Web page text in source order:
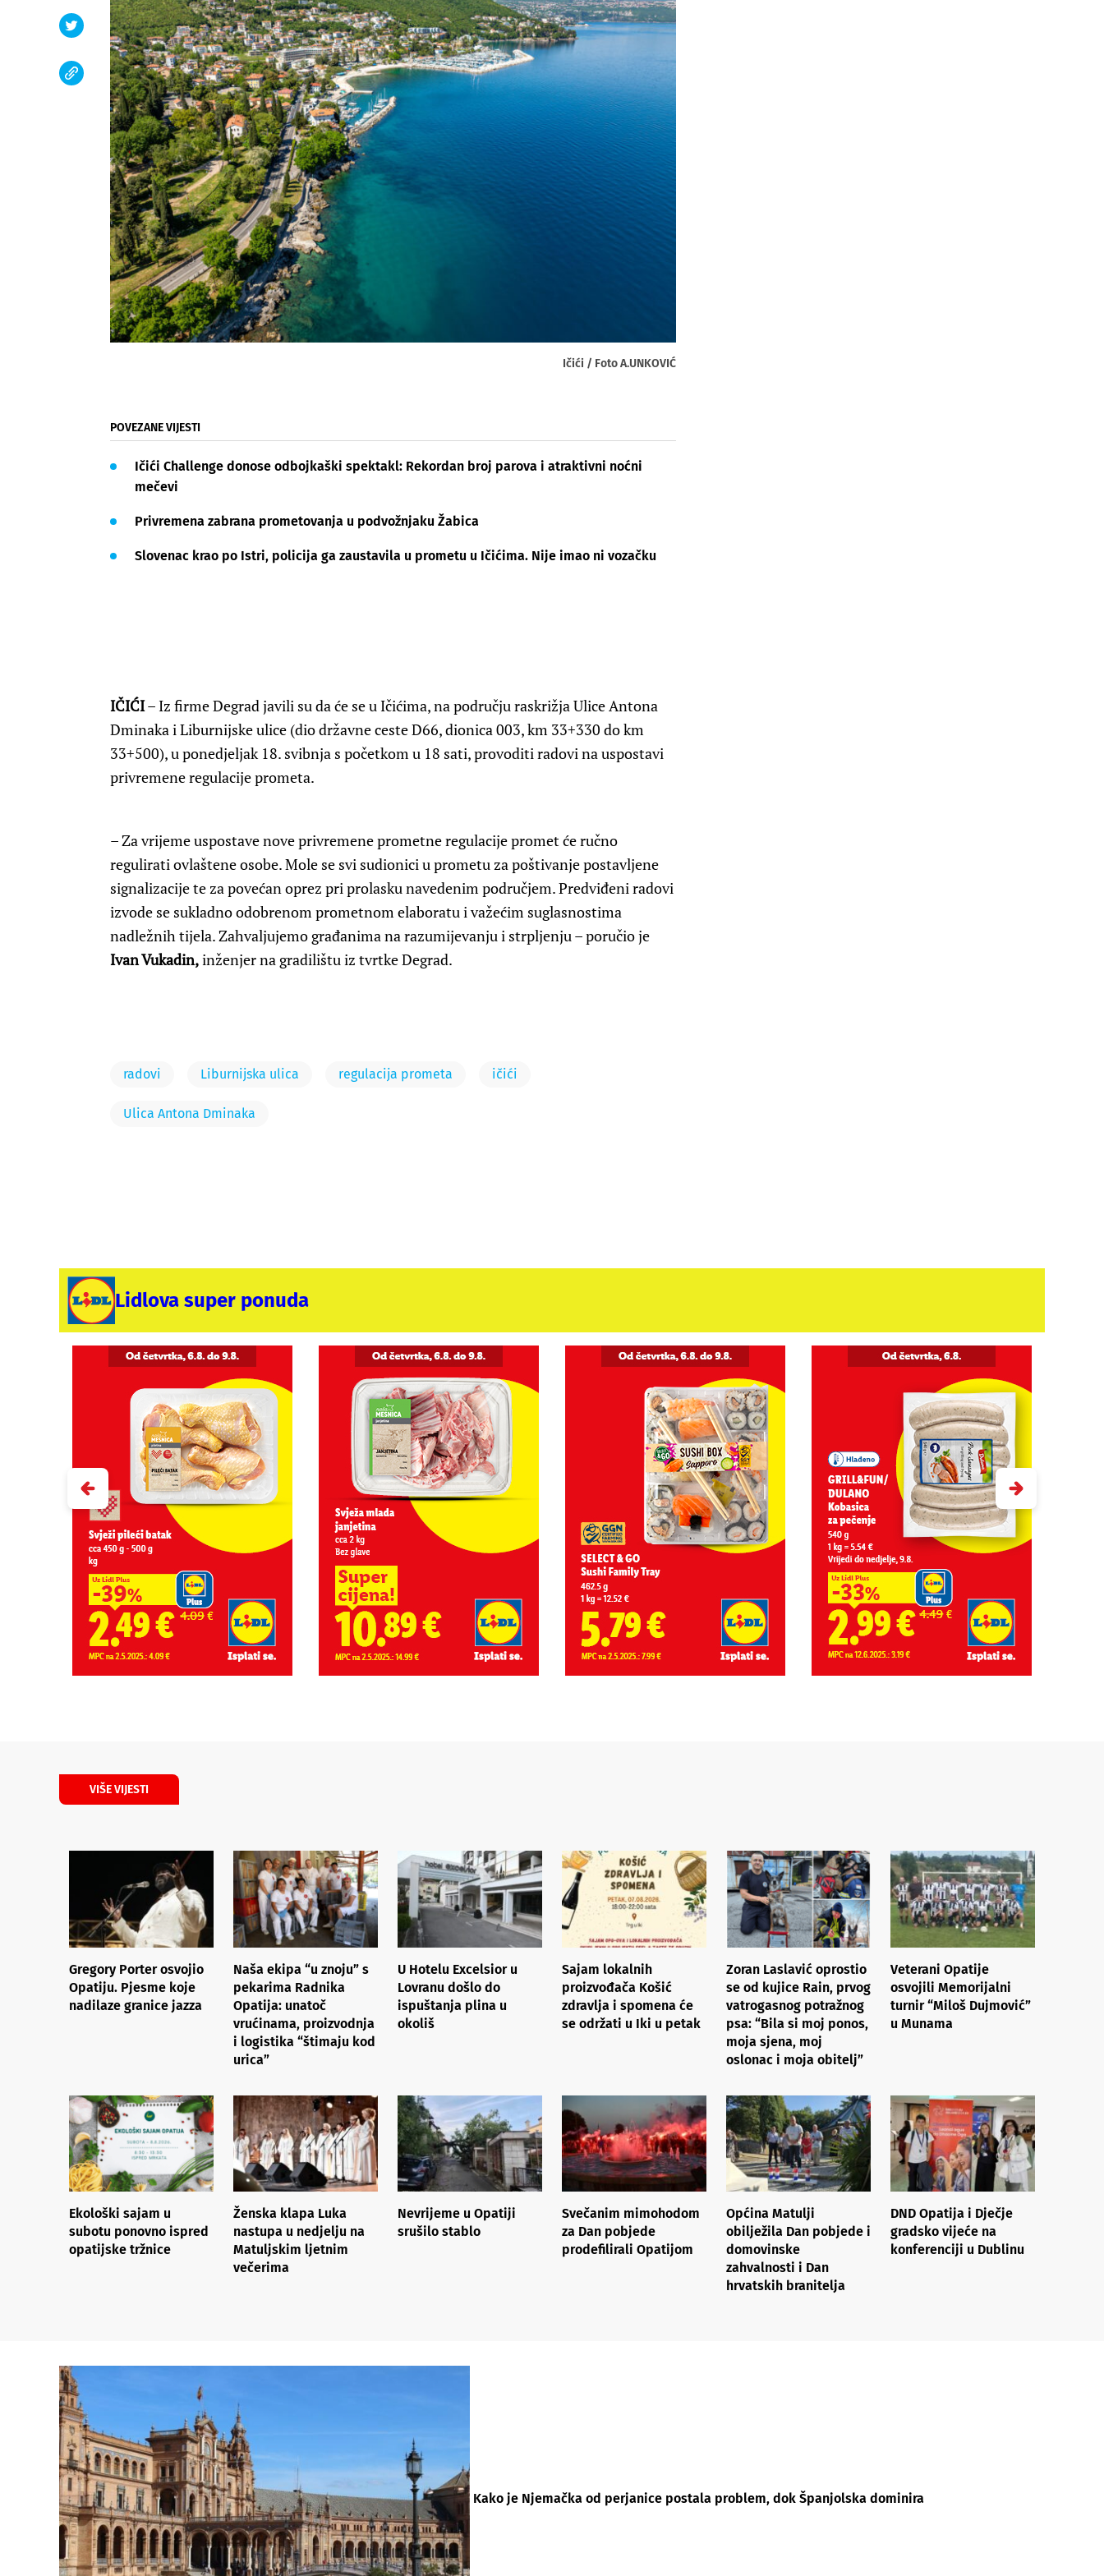
Ičići / Foto A.UNKOVIĆ
POVEZANE VIJESTI
Ičići Challenge donose odbojkaški spektakl: Rekordan broj parova i atraktivni noćni
mečevi
Privremena zabrana prometovanja u podvožnjaku Žabica
Slovenac krao po Istri, policija ga zaustavila u prometu u Ičićima. Nije imao ni vozačku
IČIĆI– Iz firme Degrad javili su da će se u Ičićima, na području raskrižja Ulice Antona
Dminaka i Liburnijske ulice (dio državne ceste D66, dionica 003, km 33+330 do km
33+500), u ponedjeljak 18. svibnja s početkom u 18 sati, provoditi radovi na uspostavi
privremene regulacije prometa.
– Za vrijeme uspostave nove privremene prometne regulacije promet će ručno
regulirati ovlaštene osobe. Mole se svi sudionici u prometu za poštivanje postavljene
signalizacije te za povećan oprez pri prolasku navedenim područjem. Predviđeni radovi
izvode se sukladno odobrenom prometnom elaboratu i važećim suglasnostima
nadležnih tijela. Zahvaljujemo građanima na razumijevanju i strpljenju – poručio je
Ivan Vukadin,inženjer na gradilištu iz tvrtke Degrad.
radovi Liburnijska ulica regulacija prometa ičići
Ulica Antona Dminaka
Lidlova super ponuda
VIŠE VIJESTI
Gregory Porter osvojio
Opatiju. Pjesme koje
nadilaze granice jazza
Naša ekipa “u znoju” s
pekarima Radnika
Opatija: unatoč
vrućinama, proizvodnja
i logistika “štimaju kod
urica”
U Hotelu Excelsior u
Lovranu došlo do
ispuštanja plina u
okoliš
Sajam lokalnih
proizvođača Košić
zdravlja i spomena će
se održati u Iki u petak
Zoran Laslavić oprostio
se od kujice Rain, prvog
vatrogasnog potražnog
psa: “Bila si moj ponos,
moja sjena, moj
oslonac i moja obitelj”
Veterani Opatije
osvojili Memorijalni
turnir “Miloš Dujmović”
u Munama
Ekološki sajam u
subotu ponovno ispred
opatijske tržnice
Ženska klapa Luka
nastupa u nedjelju na
Matuljskim ljetnim
večerima
Nevrijeme u Opatiji
srušilo stablo
Svečanim mimohodom
za Dan pobjede
prodefilirali Opatijom
Općina Matulji
obilježila Dan pobjede i
domovinske
zahvalnosti i Dan
hrvatskih branitelja
DND Opatija i Dječje
gradsko vijeće na
konferenciji u Dublinu
Kako je Njemačka od perjanice postala problem, dok Španjolska dominira